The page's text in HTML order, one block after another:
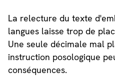
La relecture du texte
langues laisse trop de
Une seule décimale mal
instruction posologique
conséquences.